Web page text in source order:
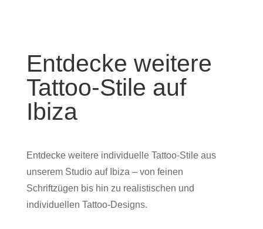
Entdecke weitere
Tattoo-Stile auf
Ibiza
Entdecke weitere individuelle Tattoo-Stile aus
unserem Studio auf Ibiza – von feinen
Schriftzügen bis hin zu realistischen und
individuellen Tattoo-Designs.